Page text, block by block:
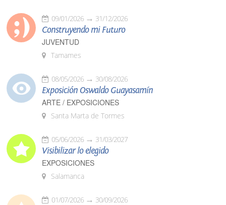
09/01/2026 31/12/2026
Construyendo mi Futuro
JUVENTUD
Tamames
08/05/2026 30/08/2026
Exposición Oswaldo Guayasamín
ARTE / EXPOSICIONES
Santa Marta de Tormes
05/06/2026 31/03/2027
Visibilizar lo elegido
EXPOSICIONES
Salamanca
01/07/2026 30/09/2026